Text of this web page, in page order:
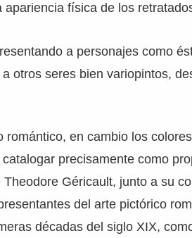
física de los
a personajes como
otros seres bien variopintos,
en cambio los
precisamente como
Géricault, junto a su
del arte pictórico
décadas del siglo XIX,